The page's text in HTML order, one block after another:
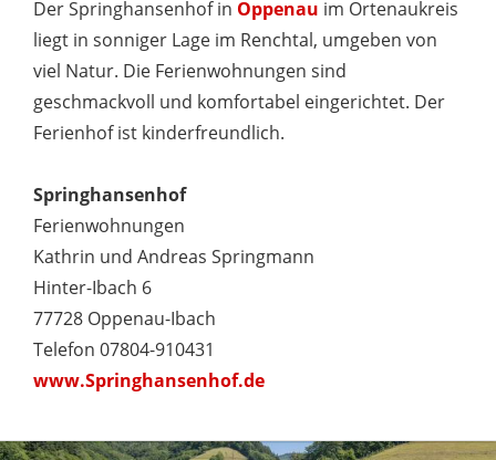
Der Springhansenhof in Oppenau im Ortenaukreis
liegt in sonniger Lage im Renchtal, umgeben von
viel Natur. Die Ferienwohnungen sind
geschmackvoll und komfortabel eingerichtet. Der
Ferienhof ist kinderfreundlich.
Springhansenhof
Ferienwohnungen
Kathrin und Andreas Springmann
Hinter-Ibach 6
77728 Oppenau-Ibach
Telefon 07804-910431
www.Springhansenhof.de